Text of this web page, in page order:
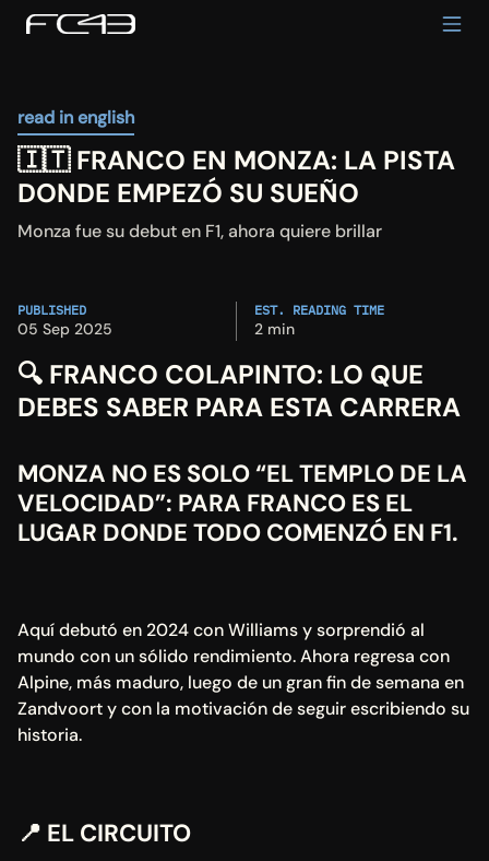
read in english
🇮🇹 FRANCO EN MONZA: LA PISTA
DONDE EMPEZÓ SU SUEÑO
Monza fue su debut en F1, ahora quiere brillar
PUBLISHED
05 Sep 2025
EST. READING TIME
2 min
🔍 FRANCO COLAPINTO: LO QUE
DEBES SABER PARA ESTA CARRERA
MONZA NO ES SOLO “EL TEMPLO DE LA
VELOCIDAD”: PARA FRANCO ES EL
LUGAR DONDE TODO COMENZÓ EN F1.
Aquí debutó en 2024 con Williams y sorprendió al
mundo con un sólido rendimiento. Ahora regresa con
Alpine, más maduro, luego de un gran fin de semana en
Zandvoort y con la motivación de seguir escribiendo su
historia.
📍 EL CIRCUITO